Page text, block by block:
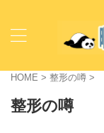
HOME > 整形の噂 >
整形の噂